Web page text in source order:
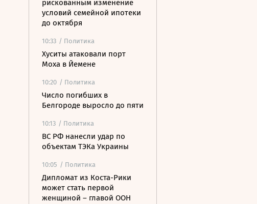
рискованным изменение
условий семейной ипотеки
до октября
10:33 / Политика
Хуситы атаковали порт
Моха в Йемене
10:20 / Политика
Число погибших в
Белгороде выросло до пяти
10:13 / Политика
ВС РФ нанесли удар по
объектам ТЭКа Украины
10:05 / Политика
Дипломат из Коста-Рики
может стать первой
женщиной – главой ООН